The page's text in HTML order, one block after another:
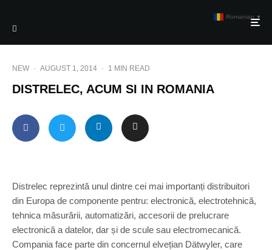
NEW · AUGUST 1, 2014 · 1 MIN READ
DISTRELEC, ACUM SI IN ROMANIA
Distrelec reprezintă unul dintre cei mai importanți distribuitori
din Europa de componente pentru: electronică, electrotehnică,
tehnica măsurării, automatizări, accesorii de prelucrare
electronică a datelor, dar și de scule sau electromecanică.
Compania face parte din concernul elvețian Dätwyler, care
Romanian ▼